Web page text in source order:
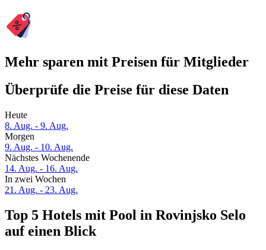
Mehr sparen mit Preisen für Mitglieder
Überprüfe die Preise für diese Daten
Heute
8. Aug. - 9. Aug.
Morgen
9. Aug. - 10. Aug.
Nächstes Wochenende
14. Aug. - 16. Aug.
In zwei Wochen
21. Aug. - 23. Aug.
Top 5 Hotels mit Pool in Rovinjsko Selo
auf einen Blick